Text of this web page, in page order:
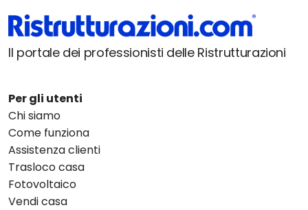
Il portale dei professionisti delle Ristrutturazioni
Per gli utenti
Chi siamo
Come funziona
Assistenza clienti
Trasloco casa
Fotovoltaico
Vendi casa